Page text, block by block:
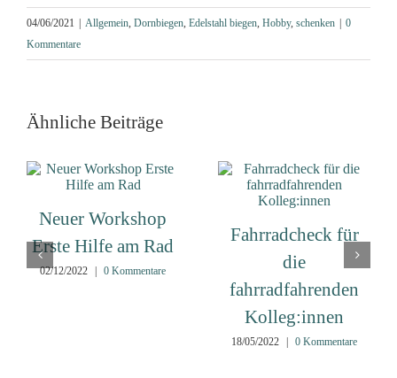
04/06/2021 | Allgemein Dornbiegen Edelstahl biegen Hobby, schenken | 0
Kommentare
Ähnliche Beiträge
Neuer Workshop
Erste Hilfe am Rad
02/12/2022 | 0 Kommentare
Fahrradcheck für
die
fahrradfahrenden
Kolleg:innen
18/05/2022 | 0 Kommentare